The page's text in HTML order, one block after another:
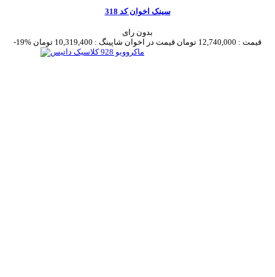
سینک اخوان کد 318
بدون رای
-19%
قیمت : 12,740,000 تومان قیمت در اخوان شاپینگ : 10,319,400 تومان